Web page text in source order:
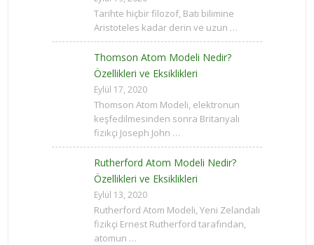
Tarihte hiçbir filozof, Batı bilimine
Aristoteles kadar derin ve uzun …
Thomson Atom Modeli Nedir?
Özellikleri ve Eksiklikleri
Eylül 17, 2020
Thomson Atom Modeli, elektronun
keşfedilmesinden sonra Britanyalı
fizikçi Joseph John …
Rutherford Atom Modeli Nedir?
Özellikleri ve Eksiklikleri
Eylül 13, 2020
Rutherford Atom Modeli, Yeni Zelandalı
fizikçi Ernest Rutherford tarafından,
atomun …